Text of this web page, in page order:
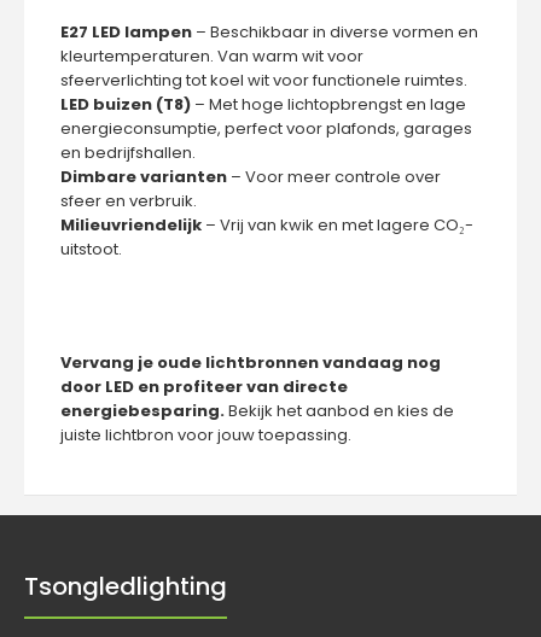
€5,50
LED Lichtbronnen G125 – Stijlvolle Filamentlampen van
Tsong LED Lighting De LED G125 filamentlampen..
E27 LED lampen – Beschikbaar in diverse vormen en
kleurtemperaturen. Van warm wit voor
sfeerverlichting tot koel wit voor functionele ruimtes.
LED buizen (T8) – Met hoge lichtopbrengst en lage
energieconsumptie, perfect voor plafonds, garages
en bedrijfshallen.
Dimbare varianten – Voor meer controle over
sfeer en verbruik.
Milieuvriendelijk – Vrij van kwik en met lagere CO₂-
uitstoot.
Vervang je oude lichtbronnen vandaag nog
door LED en profiteer van directe
energiebesparing.Bekijk het aanbod en kies de
juiste lichtbron voor jouw toepassing.
Tsongledlighting